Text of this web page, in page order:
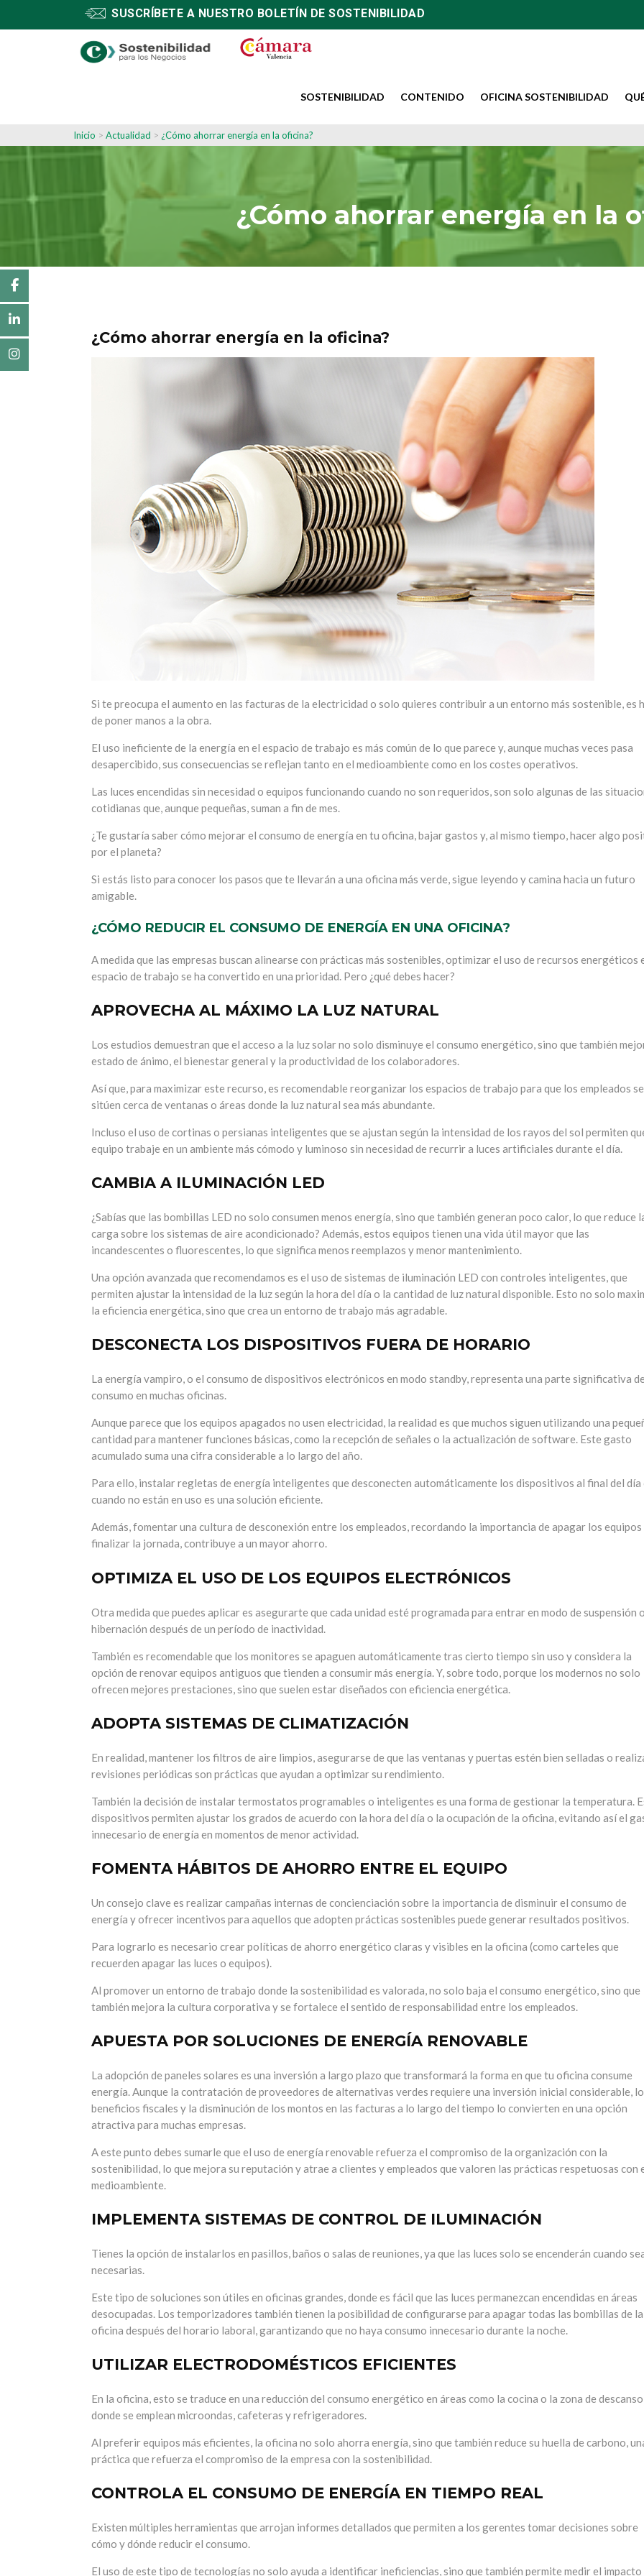
SUSCRÍBETE A NUESTRO BOLETÍN DE SOSTENIBILIDAD
SOSTENIBILIDAD CONTENIDO OFICINA SOSTENIBILIDAD
Inicio > Actualidad > ¿Cómo ahorrar energía en la oficina?
¿Cómo ahorrar energía en la
¿Cómo ahorrar energía en la oficina?
Si te preocupa el aumento en las facturas de la electricidad o solo quieres contribuir a un entorno más sostenible, es
de poner manos a la obra.
El uso ineficiente de la energía en el espacio de trabajo es más común de lo que parece y, aunque muchas veces pasa
desapercibido, sus consecuencias se reflejan tanto en el medioambiente como en los costes operativos.
Las luces encendidas sin necesidad o equipos funcionando cuando no son requeridos, son solo algunas de las
cotidianas que, aunque pequeñas, suman a fin de mes.
¿Te gustaría saber cómo mejorar el consumo de energía en tu oficina, bajar gastos y, al mismo tiempo, hacer algo
por el planeta?
Si estás listo para conocer los pasos que te llevarán a una oficina más verde, sigue leyendo y camina hacia un futuro
amigable.
¿CÓMO REDUCIR EL CONSUMO DE ENERGÍA EN UNA OFICINA?
A medida que las empresas buscan alinearse con prácticas más sostenibles, optimizar el uso de recursos energéticos
espacio de trabajo se ha convertido en una prioridad. Pero ¿qué debes hacer?
APROVECHA AL MÁXIMO LA LUZ NATURAL
Los estudios demuestran que el acceso a la luz solar no solo disminuye el consumo energético, sino que también
estado de ánimo, el bienestar general y la productividad de los colaboradores.
Así que, para maximizar este recurso, es recomendable reorganizar los espacios de trabajo para que los empleados se
sitúen cerca de ventanas o áreas donde la luz natural sea más abundante.
Incluso el uso de cortinas o persianas inteligentes que se ajustan según la intensidad de los rayos del sol permiten
equipo trabaje en un ambiente más cómodo y luminoso sin necesidad de recurrir a luces artificiales durante el día.
CAMBIA A ILUMINACIÓN LED
¿Sabías que las bombillas LED no solo consumen menos energía, sino que también generan poco calor, lo que reduce
carga sobre los sistemas de aire acondicionado? Además, estos equipos tienen una vida útil mayor que las
incandescentes o fluorescentes, lo que significa menos reemplazos y menor mantenimiento.
Una opción avanzada que recomendamos es el uso de sistemas de iluminación LED con controles inteligentes, que
permiten ajustar la intensidad de la luz según la hora del día o la cantidad de luz natural disponible. Esto no solo
la eficiencia energética, sino que crea un entorno de trabajo más agradable.
DESCONECTA LOS DISPOSITIVOS FUERA DE HORARIO
La energía vampiro, o el consumo de dispositivos electrónicos en modo standby, representa una parte significativa
consumo en muchas oficinas.
Aunque parece que los equipos apagados no usen electricidad, la realidad es que muchos siguen utilizando una
cantidad para mantener funciones básicas, como la recepción de señales o la actualización de software. Este gasto
acumulado suma una cifra considerable a lo largo del año.
Para ello, instalar regletas de energía inteligentes que desconecten automáticamente los dispositivos al final del día
cuando no están en uso es una solución eficiente.
Además, fomentar una cultura de desconexión entre los empleados, recordando la importancia de apagar los equipos
finalizar la jornada, contribuye a un mayor ahorro.
OPTIMIZA EL USO DE LOS EQUIPOS ELECTRÓNICOS
Otra medida que puedes aplicar es asegurarte que cada unidad esté programada para entrar en modo de suspensión o
hibernación después de un período de inactividad.
También es recomendable que los monitores se apaguen automáticamente tras cierto tiempo sin uso y considera la
opción de renovar equipos antiguos que tienden a consumir más energía. Y, sobre todo, porque los modernos no solo
ofrecen mejores prestaciones, sino que suelen estar diseñados con eficiencia energética.
ADOPTA SISTEMAS DE CLIMATIZACIÓN
En realidad, mantener los filtros de aire limpios, asegurarse de que las ventanas y puertas estén bien selladas o
revisiones periódicas son prácticas que ayudan a optimizar su rendimiento.
También la decisión de instalar termostatos programables o inteligentes es una forma de gestionar la temperatura.
dispositivos permiten ajustar los grados de acuerdo con la hora del día o la ocupación de la oficina, evitando así el
innecesario de energía en momentos de menor actividad.
FOMENTA HÁBITOS DE AHORRO ENTRE EL EQUIPO
Un consejo clave es realizar campañas internas de concienciación sobre la importancia de disminuir el consumo de
energía y ofrecer incentivos para aquellos que adopten prácticas sostenibles puede generar resultados positivos.
Para lograrlo es necesario crear políticas de ahorro energético claras y visibles en la oficina (como carteles que
recuerden apagar las luces o equipos).
Al promover un entorno de trabajo donde la sostenibilidad es valorada, no solo baja el consumo energético, sino que
también mejora la cultura corporativa y se fortalece el sentido de responsabilidad entre los empleados.
APUESTA POR SOLUCIONES DE ENERGÍA RENOVABLE
La adopción de paneles solares es una inversión a largo plazo que transformará la forma en que tu oficina consume
energía. Aunque la contratación de proveedores de alternativas verdes requiere una inversión inicial considerable,
beneficios fiscales y la disminución de los montos en las facturas a lo largo del tiempo lo convierten en una opción
atractiva para muchas empresas.
A este punto debes sumarle que el uso de energía renovable refuerza el compromiso de la organización con la
sostenibilidad, lo que mejora su reputación y atrae a clientes y empleados que valoren las prácticas respetuosas con
medioambiente.
IMPLEMENTA SISTEMAS DE CONTROL DE ILUMINACIÓN
Tienes la opción de instalarlos en pasillos, baños o salas de reuniones, ya que las luces solo se encenderán cuando
necesarias.
Este tipo de soluciones son útiles en oficinas grandes, donde es fácil que las luces permanezcan encendidas en áreas
desocupadas. Los temporizadores también tienen la posibilidad de configurarse para apagar todas las bombillas de la
oficina después del horario laboral, garantizando que no haya consumo innecesario durante la noche.
UTILIZAR ELECTRODOMÉSTICOS EFICIENTES
En la oficina, esto se traduce en una reducción del consumo energético en áreas como la cocina o la zona de
donde se emplean microondas, cafeteras y refrigeradores.
Al preferir equipos más eficientes, la oficina no solo ahorra energía, sino que también reduce su huella de carbono,
práctica que refuerza el compromiso de la empresa con la sostenibilidad.
CONTROLA EL CONSUMO DE ENERGÍA EN TIEMPO REAL
Existen múltiples herramientas que arrojan informes detallados que permiten a los gerentes tomar decisiones sobre
cómo y dónde reducir el consumo.
El uso de este tipo de tecnologías no solo ayuda a identificar ineficiencias, sino que también permite medir el impacto